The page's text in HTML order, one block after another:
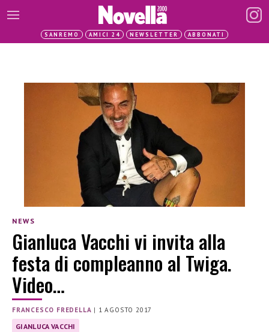
SANREMO AMICI 24 NEWSLETTER ABBONATI
NEWS
Gianluca Vacchi vi invita alla
festa di compleanno al Twiga.
Video…
FRANCESCO FREDELLA | 1 AGOSTO 2017
GIANLUCA VACCHI